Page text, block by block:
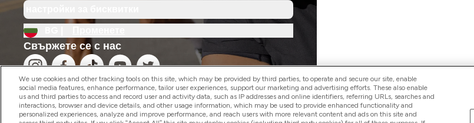
Свържете се с нас
2026 The Hut.com Ltd
We use cookies and other tracking tools on this site, which may be provided by third parties, to operate and secure our site, enable
social media features, enhance performance, tailor user experiences, support our marketing and advertising efforts. These also enable
us and third parties to access and record user and activity data, such as IP addresses and online identifiers, referring URLs, searches and
interactions, browser and device details, and other usage information, which may be used to provide enhanced functionality and
personalized experiences, analyze and improve performance, and reach users with more relevant content and ads on this site and